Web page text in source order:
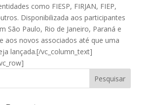
como FIESP, FIRJAN, FIEP,
Disponibilizada aos participantes
São Paulo, Rio de Janeiro, Paraná e
aos novos associados até que uma
lançada.[/vc_column_text]
Pesquisar